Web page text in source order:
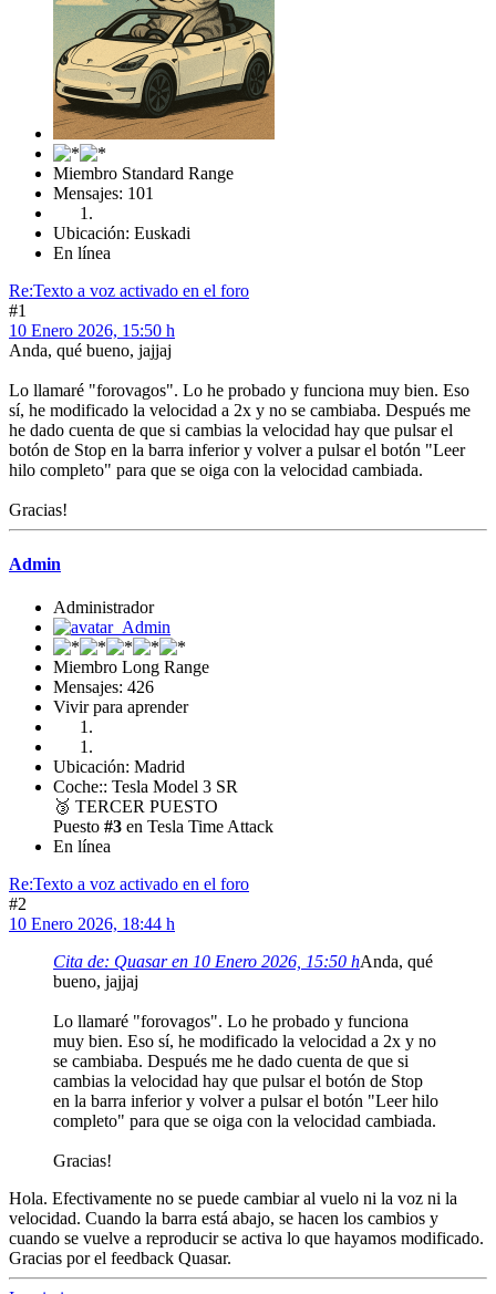
Miembro Standard Range
Mensajes: 101
Ubicación: Euskadi
En línea
Re:Texto a voz activado en el foro
#1
10 Enero 2026, 15:50 h
Anda, qué bueno, jajjaj
Lo llamaré "forovagos". Lo he probado y funciona muy bien. Eso
sí, he modificado la velocidad a 2x y no se cambiaba. Después me
he dado cuenta de que si cambias la velocidad hay que pulsar el
botón de Stop en la barra inferior y volver a pulsar el botón "Leer
hilo completo" para que se oiga con la velocidad cambiada.
Gracias!
Admin
Administrador
Miembro Long Range
Mensajes: 426
Vivir para aprender
Ubicación: Madrid
Coche:: Tesla Model 3 SR
🥉 TERCER PUESTO
Puesto #3 en Tesla Time Attack
En línea
Re:Texto a voz activado en el foro
#2
10 Enero 2026, 18:44 h
Cita de: Quasar en 10 Enero 2026, 15:50 hAnda, qué
bueno, jajjaj
Lo llamaré "forovagos". Lo he probado y funciona
muy bien. Eso sí, he modificado la velocidad a 2x y no
se cambiaba. Después me he dado cuenta de que si
cambias la velocidad hay que pulsar el botón de Stop
en la barra inferior y volver a pulsar el botón "Leer hilo
completo" para que se oiga con la velocidad cambiada.
Gracias!
Hola. Efectivamente no se puede cambiar al vuelo ni la voz ni la
velocidad. Cuando la barra está abajo, se hacen los cambios y
cuando se vuelve a reproducir se activa lo que hayamos modificado.
Gracias por el feedback Quasar.